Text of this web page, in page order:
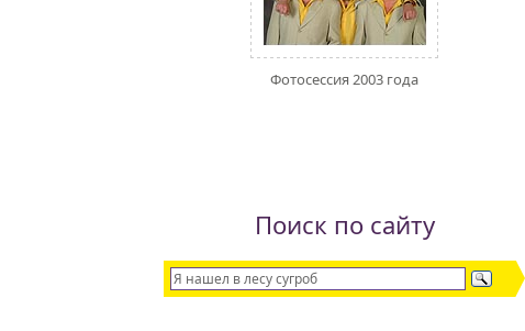
Фотосессия 2003 года
Поиск по сайту